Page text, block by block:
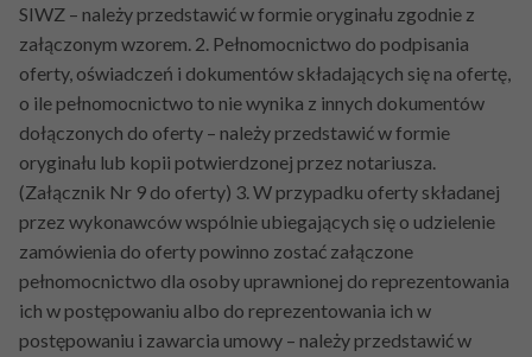
SIWZ – należy przedstawić w formie oryginału zgodnie z
załączonym wzorem. 2. Pełnomocnictwo do podpisania
oferty, oświadczeń i dokumentów składających się na ofertę,
o ile pełnomocnictwo to nie wynika z innych dokumentów
dołączonych do oferty – należy przedstawić w formie
oryginału lub kopii potwierdzonej przez notariusza.
(Załącznik Nr 9 do oferty) 3. W przypadku oferty składanej
przez wykonawców wspólnie ubiegających się o udzielenie
zamówienia do oferty powinno zostać załączone
pełnomocnictwo dla osoby uprawnionej do reprezentowania
ich w postępowaniu albo do reprezentowania ich w
postępowaniu i zawarcia umowy – należy przedstawić w